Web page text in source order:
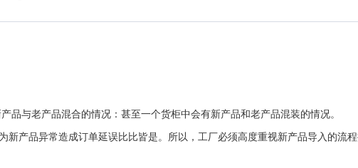
品与老产品混合的情况：甚至一个货柜中会有新产品和老产品混装的情况。
新产品异常造成订单延误比比皆是。所以，工厂必须高度重视新产品导入的流